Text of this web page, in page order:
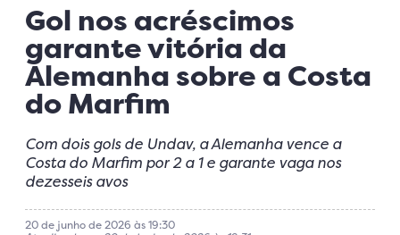
Gol nos acréscimos
garante vitória da
Alemanha sobre a Costa
do Marfim
Com dois gols de Undav, a Alemanha vence a
Costa do Marfim por 2 a 1 e garante vaga nos
dezesseis avos
20 de junho de 2026 às 19:30